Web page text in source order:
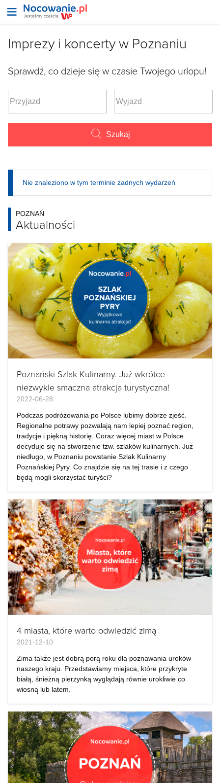
Imprezy i koncerty w Poznaniu
Sprawdź, co dzieje się w czasie Twojego urlopu!
Szukaj
Nie znaleziono w tym terminie żadnych wydarzeń
POZNAŃ
Aktualności
Poznański Szlak Kulinarny. Już wkrótce
niezwykle smaczna atrakcja turystyczna!
2022-06-28
Podczas podróżowania po Polsce lubimy dobrze zjeść.
Regionalne potrawy pozwalają nam lepiej poznać region,
tradycje i piękną historię. Coraz więcej miast w Polsce
decyduje się na stworzenie tzw. szlaków kulinarnych. Już
niedługo, w Poznaniu powstanie Szlak Kulinarny
Poznańskiej Pyry. Co znajdzie się na tej trasie i z czego
będą mogli skorzystać turyści?
4 miasta, które warto odwiedzić zimą
2021-12-10
Zima także jest dobrą porą roku dla poznawania uroków
naszego kraju. Przedstawiamy miejsca, które przykryte
białą, śnieżną pierzynką wyglądają równie urokliwie co
wiosną lub latem.